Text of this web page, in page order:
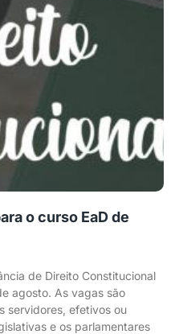
o curso EaD de
de Direito Constitucional
agosto. As vagas são
servidores, efetivos ou
e os parlamentares